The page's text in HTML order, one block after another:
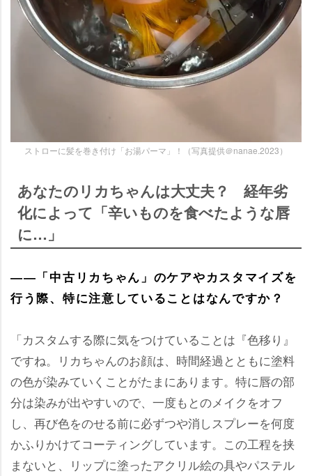
ストローに髪を巻き付け「お湯パーマ」！（写真提供＠nanae.2023）
あなたのリカちゃんは大丈夫？ 経年劣
化によって「辛いものを食べたような唇
に…」
――「中古リカちゃん」のケアやカスタマイズを
行う際、特に注意していることはなんですか？
「カスタムする際に気をつけていることは『色移り』
ですね。リカちゃんのお顔は、時間経過とともに塗料
の色が染みていくことがたまにあります。特に唇の部
分は染みが出やすいので、一度もとのメイクをオフ
し、再び色をのせる前に必ずつや消しスプレーを何度
かふりかけてコーティングしています。この工程を挟
まないと、リップに塗ったアクリル絵の具やパステル